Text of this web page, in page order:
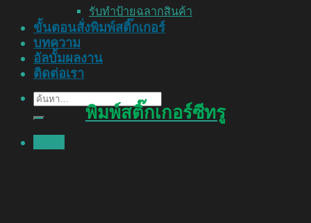
รับทำป้ายฉลากสินค้า
ขั้นตอนสั่งพิมพ์สติ๊กเกอร์
บทความ
อัลบั้มผลงาน
ติดต่อเรา
ค้นหา:
พิมพ์สติ๊กเกอร์ซีทรู